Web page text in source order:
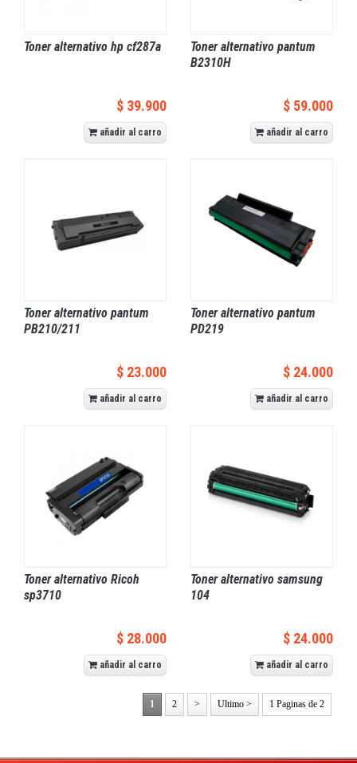
Toner alternativo hp cf287a
$ 39.900
añadir al carro
Toner alternativo pantum
B2310H
$ 59.000
añadir al carro
Toner alternativo pantum
PB210/211
$ 23.000
añadir al carro
Toner alternativo pantum
PD219
$ 24.000
añadir al carro
Toner alternativo Ricoh
sp3710
$ 28.000
añadir al carro
Toner alternativo samsung
104
$ 24.000
añadir al carro
1 2 > Ultimo > 1 Paginas de 2